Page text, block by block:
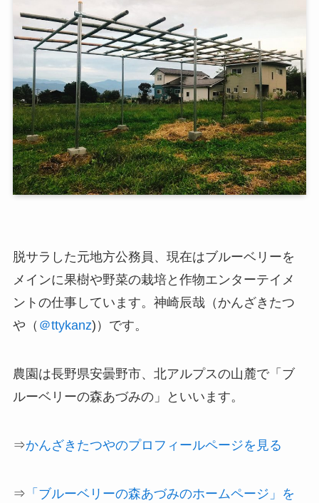
脱サラした元地方公務員、現在はブルーベリーを
メインに果樹や野菜の栽培と作物エンターテイメ
ントの仕事しています。神崎辰哉（かんざきたつ
や（ ＠ttykanz)）です。
農園は長野県安曇野市、北アルプスの山麓で「ブ
ルーベリーの森あづみの」といいます。
⇒かんざきたつやのプロフィールページを見る
⇒ 「ブルーベリーの森あづみのホームページ」を